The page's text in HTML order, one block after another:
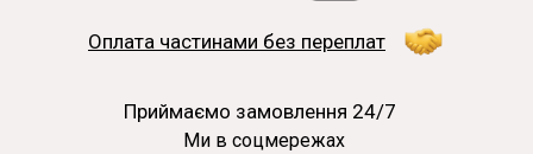
Ми в соцмережах
Приймаємо замовлення 24/7
Оплата частинами без переплат